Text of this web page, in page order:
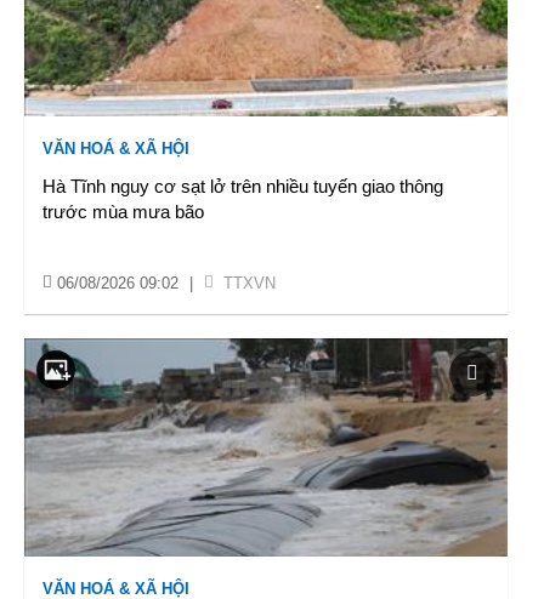
VĂN HOÁ & XÃ HỘI
Hà Tĩnh nguy cơ sạt lở trên nhiều tuyến giao thông
trước mùa mưa bão
06/08/2026 09:02 TTXVN
VĂN HOÁ & XÃ HỘI